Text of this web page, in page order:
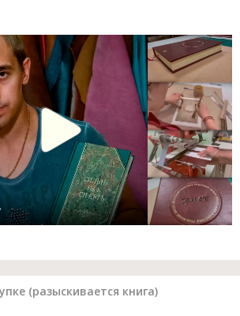
(разыскивается книга)